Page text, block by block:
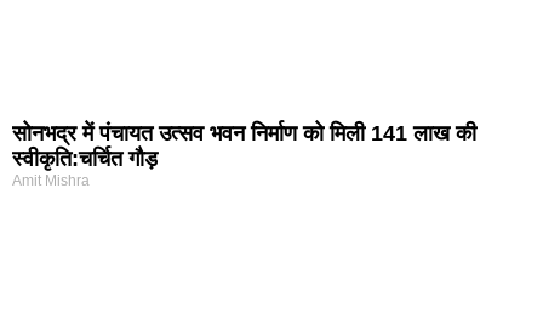
सोनभद्र में पंचायत उत्सव भवन निर्माण को मिली 141 लाख की
स्वीकृति:चर्चित गौड़
Amit Mishra